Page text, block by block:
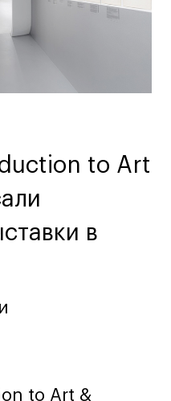
to Art
в
to Art &